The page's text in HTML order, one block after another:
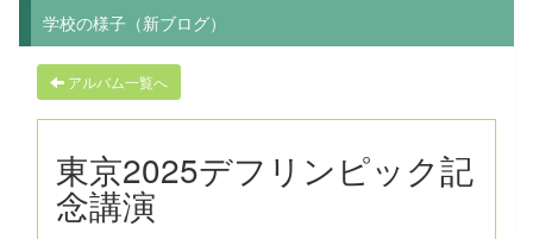
学校の様子（新ブログ）
アルバム一覧へ
東京2025デフリンピック記
念講演